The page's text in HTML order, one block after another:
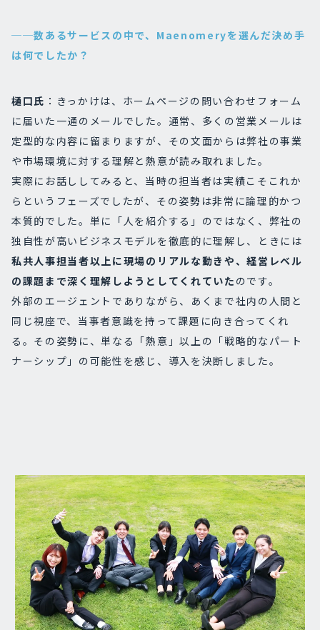
──数あるサービスの中で、Maenomeryを選んだ決め手
は何でしたか？
樋口氏 ：きっかけは、ホームページの問い合わせフォーム
に届いた一通のメールでした。通常、多くの営業メールは
定型的な内容に留まりますが、その文面からは弊社の事業
や市場環境に対する理解と熱意が読み取れました。
実際にお話ししてみると、当時の担当者は実績こそこれか
らというフェーズでしたが、その姿勢は非常に論理的かつ
本質的でした。単に「人を紹介する」のではなく、弊社の
独自性が高いビジネスモデルを徹底的に理解し、ときには
私共人事担当者以上に現場のリアルな動きや、経営レベル
の課題まで深く理解しようとしてくれていた のです。
外部のエージェントでありながら、あくまで社内の人間と
同じ視座で、当事者意識を持って課題に向き合ってくれ
る。その姿勢に、単なる「熱意」以上の「戦略的なパート
ナーシップ」の可能性を感じ、導入を決断しました。